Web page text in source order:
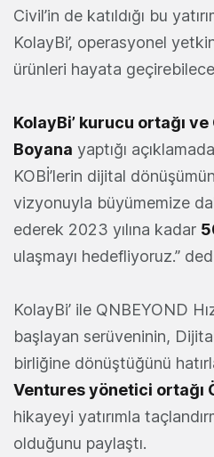
Civil’in de katıldığı bu
KolayBi’, operasyonel
ürünleri hayata
KolayBi’ kurucu ortağı ve
Boyana yaptığı
KOBİ’lerin dijital
vizyonuyla büyümemize
ederek 2023 yılına kadar
ulaşmayı hedefliyoruz.”
KolayBi’ ile QNBEYOND
başlayan serüveninin,
birliğine dönüştüğünü
Ventures yönetici ortağı
hikayeyi yatırımla
olduğunu paylaştı.